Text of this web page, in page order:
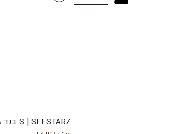
S | SEESTARZ בגד גוף